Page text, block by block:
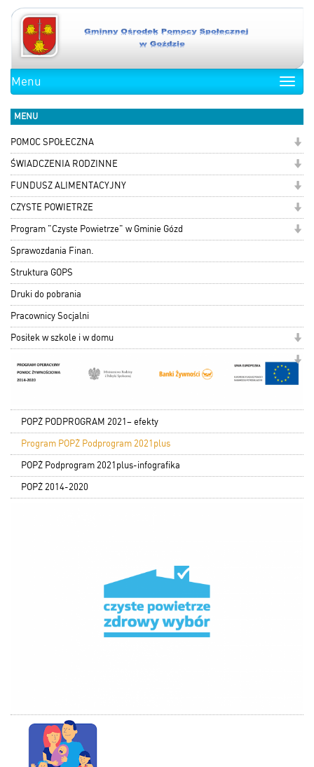
Toggle
Menu
MENU
POMOC SPOŁECZNA
ŚWIADCZENIA RODZINNE
FUNDUSZ ALIMENTACYJNY
CZYSTE POWIETRZE
Program "Czyste Powietrze" w Gminie Gózd
Sprawozdania Finan.
Struktura GOPS
Druki do pobrania
Pracownicy Socjalni
Posiłek w szkole i w domu
POPŻ PODPROGRAM 2021– efekty
Program POPŻ Podprogram 2021plus
POPŻ Podprogram 2021plus-infografika
POPŻ 2014-2020